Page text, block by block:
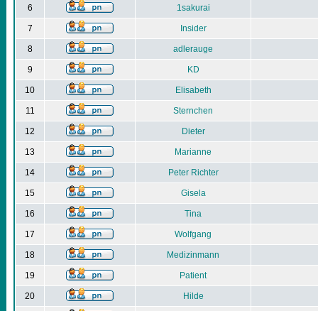
6 1sakurai
7 Insider
8 adlerauge
9 KD
10 Elisabeth
11 Sternchen
12 Dieter
13 Marianne
14 Peter Richter
15 Gisela
16 Tina
17 Wolfgang
18 Medizinmann
19 Patient
20 Hilde